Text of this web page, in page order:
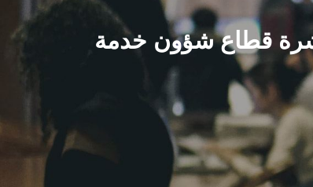
لجامعة عين شمس تصدر عددها الدوري رقم 96 لنشرة قطاع شؤون خدمة